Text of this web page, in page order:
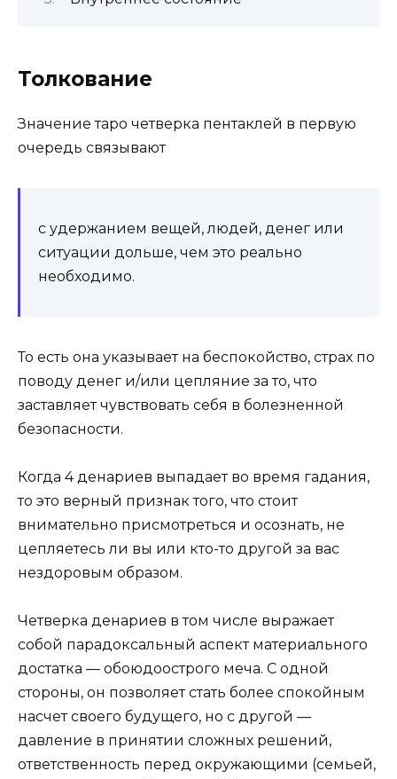
Толкование
Значение таро четверка пентаклей в первую
очередь связывают
с удержанием вещей, людей, денег или
ситуации дольше, чем это реально
необходимо.
То есть она указывает на беспокойство, страх по
поводу денег и/или цепляние за то, что
заставляет чувствовать себя в болезненной
безопасности.
Когда 4 денариев выпадает во время гадания,
то это верный признак того, что стоит
внимательно присмотреться и осознать, не
цепляетесь ли вы или кто-то другой за вас
нездоровым образом.
Четверка денариев в том числе выражает
собой парадоксальный аспект материального
достатка — обоюдоострого меча. С одной
стороны, он позволяет стать более спокойным
насчет своего будущего, но с другой —
давление в принятии сложных решений,
ответственность перед окружающими (семьей,